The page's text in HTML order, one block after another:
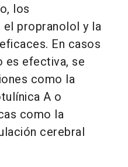
los
propranolol y la
En casos
es efectiva, se
como la
A o
como la
cerebral